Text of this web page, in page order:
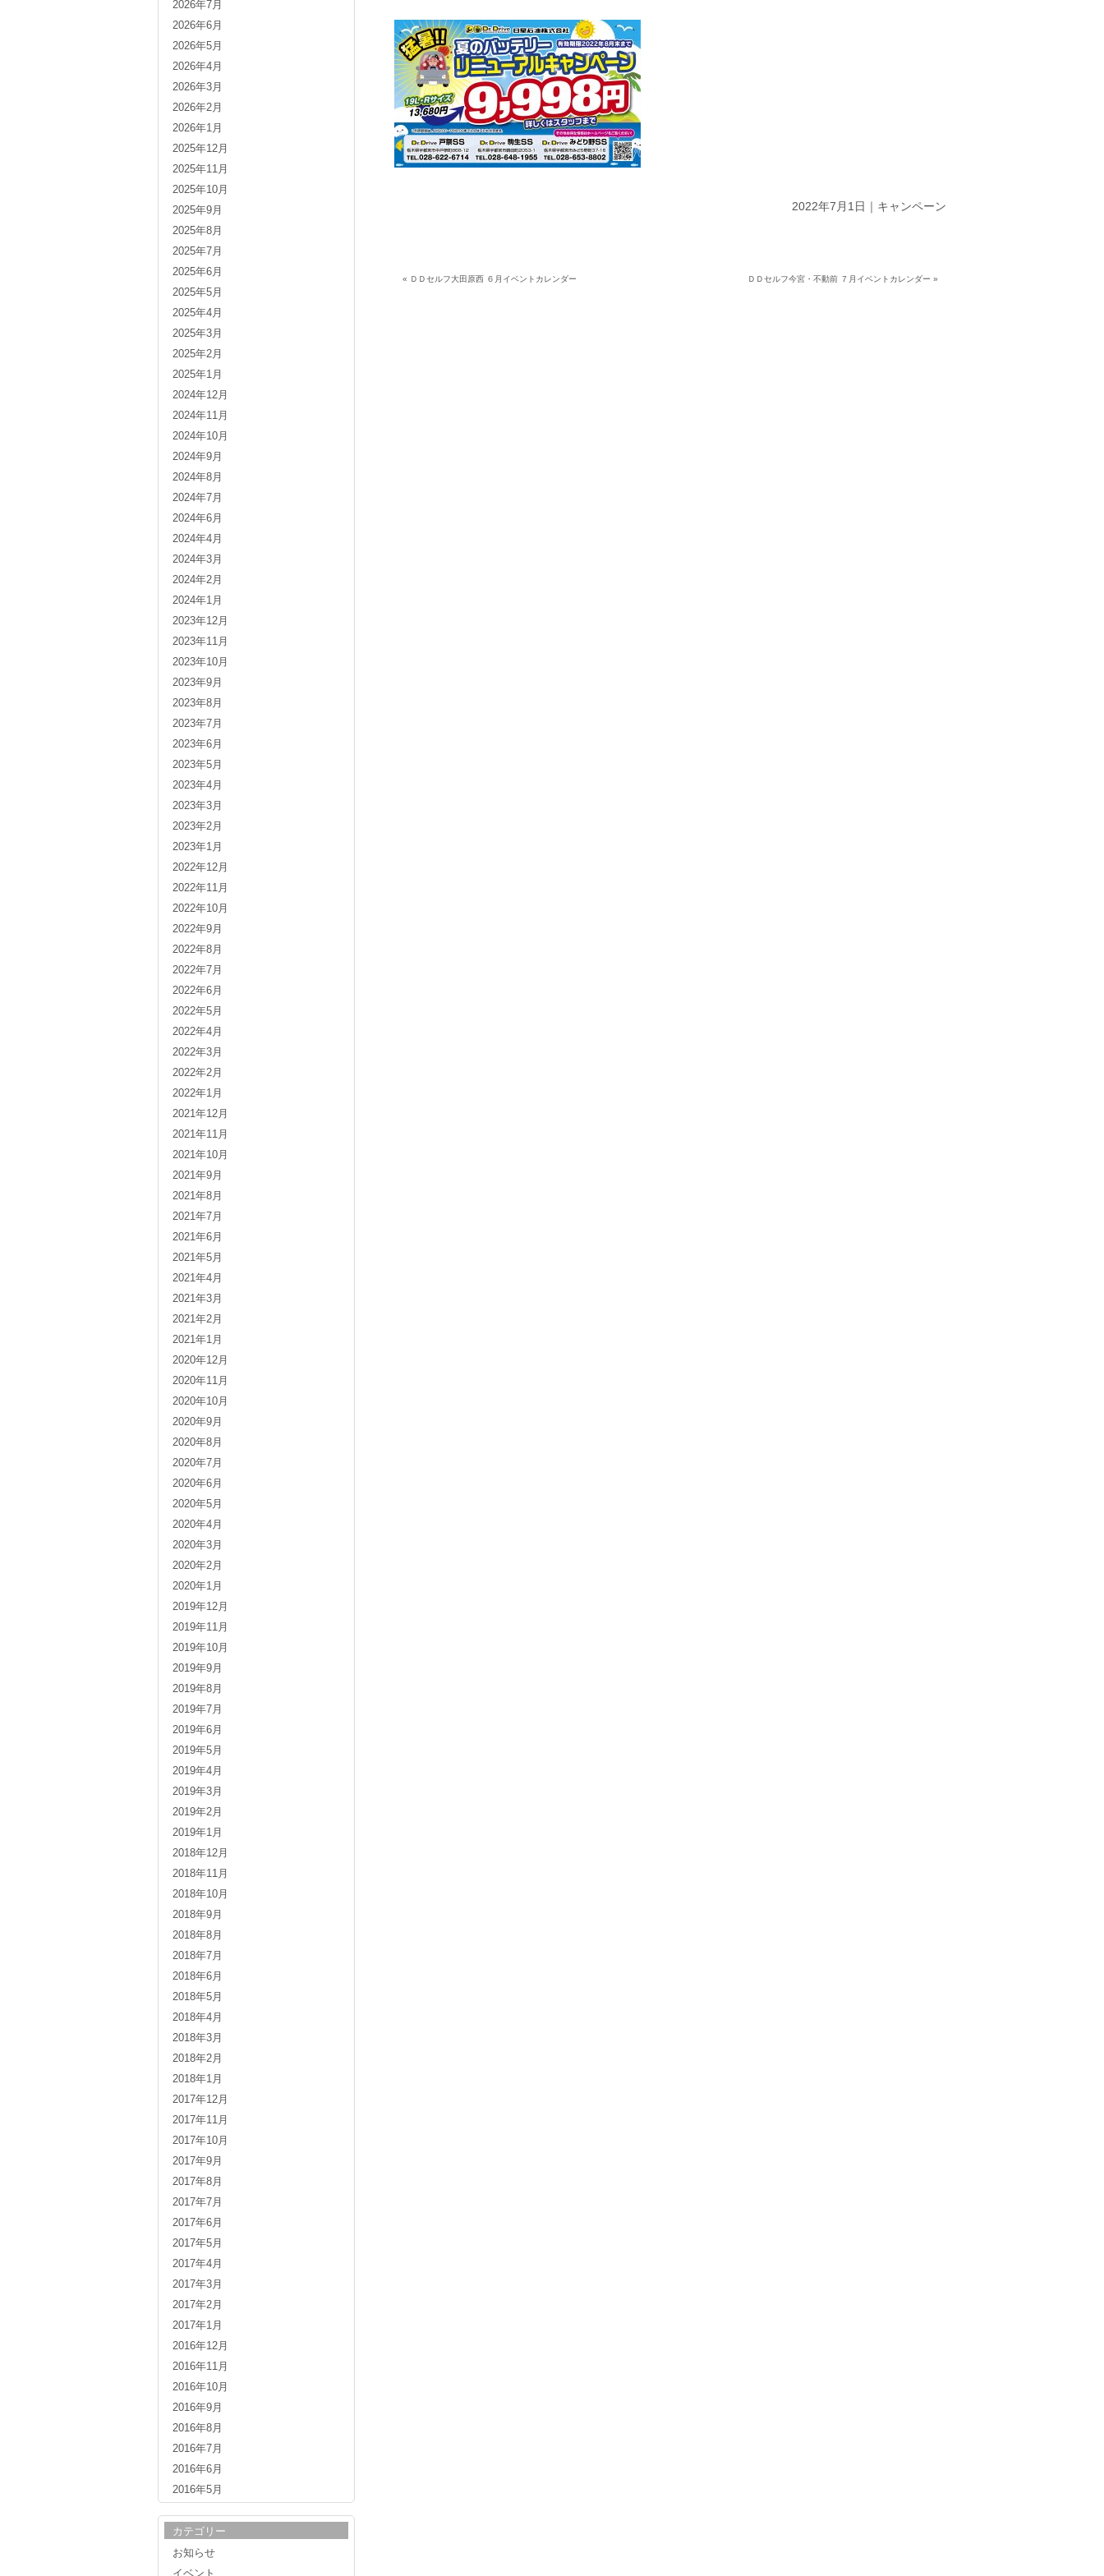
2022年7月1日｜ キャンペーン
« ＤＤセルフ大田原西 ６月イベントカレンダー ＤＤセルフ今宮・不動前 ７月イベントカレンダー »
2026年7月
2026年6月
2026年5月
2026年4月
2026年3月
2026年2月
2026年1月
2025年12月
2025年11月
2025年10月
2025年9月
2025年8月
2025年7月
2025年6月
2025年5月
2025年4月
2025年3月
2025年2月
2025年1月
2024年12月
2024年11月
2024年10月
2024年9月
2024年8月
2024年7月
2024年6月
2024年4月
2024年3月
2024年2月
2024年1月
2023年12月
2023年11月
2023年10月
2023年9月
2023年8月
2023年7月
2023年6月
2023年5月
2023年4月
2023年3月
2023年2月
2023年1月
2022年12月
2022年11月
2022年10月
2022年9月
2022年8月
2022年7月
2022年6月
2022年5月
2022年4月
2022年3月
2022年2月
2022年1月
2021年12月
2021年11月
2021年10月
2021年9月
2021年8月
2021年7月
2021年6月
2021年5月
2021年4月
2021年3月
2021年2月
2021年1月
2020年12月
2020年11月
2020年10月
2020年9月
2020年8月
2020年7月
2020年6月
2020年5月
2020年4月
2020年3月
2020年2月
2020年1月
2019年12月
2019年11月
2019年10月
2019年9月
2019年8月
2019年7月
2019年6月
2019年5月
2019年4月
2019年3月
2019年2月
2019年1月
2018年12月
2018年11月
2018年10月
2018年9月
2018年8月
2018年7月
2018年6月
2018年5月
2018年4月
2018年3月
2018年2月
2018年1月
2017年12月
2017年11月
2017年10月
2017年9月
2017年8月
2017年7月
2017年6月
2017年5月
2017年4月
2017年3月
2017年2月
2017年1月
2016年12月
2016年11月
2016年10月
2016年9月
2016年8月
2016年7月
2016年6月
2016年5月
カテゴリー
お知らせ
イベント